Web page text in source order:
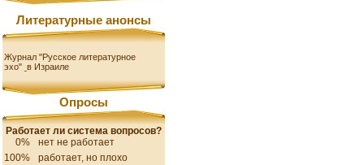
Литературные анонсы
Журнал "Русское литературное
эхо" в Израиле
Опросы
Работает ли система вопросов?
0%
нет не работает
100%
работает, но плохо